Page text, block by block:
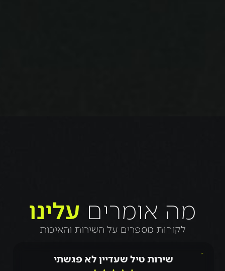
מה אומרים עלינו
לקוחות מספרים על השירות והאיכות
שירות טיל שעדיין לא פגשתי